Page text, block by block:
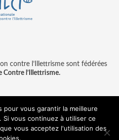
contre l’Illettrisme sont fédérées
Contre l’Illettrisme.
Mentions légales
ANLCI 2018
pour vous garantir la meilleure
vous continuez à utiliser ce
vous acceptez l'utilisation des